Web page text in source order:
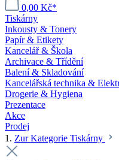
0,00 Kč*
Tiskárny
Inkousty & Tonery
Papír & Etikety
Kancelář & Škola
Archivace & Třídění
Balení & Skladování
Kancelářská technika &
Drogerie & Hygiena
Prezentace
Akce
Prodej
1. Zur Kategorie Tiskárny